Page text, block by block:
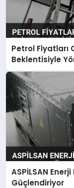
Petrol Fiyatları
Beklentisiyle
ASPİLSAN
Güçlendiriyor